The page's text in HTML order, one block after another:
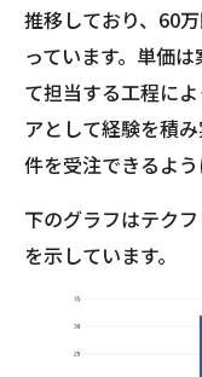
推移しており、60
っています。単価
て担当する工程に
アとして経験を積
件を受注できるよう
下のグラフはテク
を示しています。